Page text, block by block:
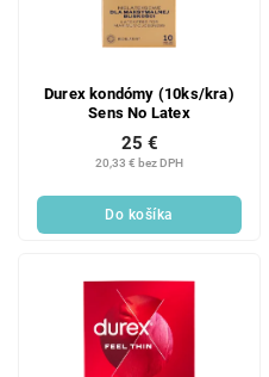
Durex kondómy (10ks/kra)
Sens No Latex
20,33 € bez DPH
25 €
Do košíka